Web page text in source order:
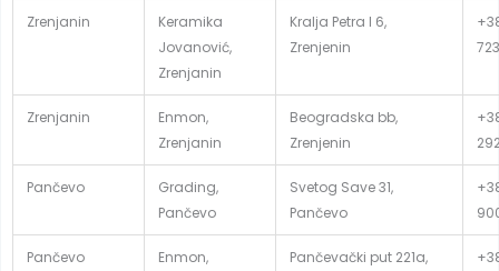
Zrenjanin
Keramika
Jovanović,
Zrenjanin
Kralja Petra I 6,
Zrenjenin
723
Zrenjanin
Enmon,
Zrenjanin
Beogradska bb,
Zrenjenin
Pančevo
Grading,
Pančevo
Svetog Save 31,
Pančevo
Pančevo
Enmon,
Pančevački put 221a,